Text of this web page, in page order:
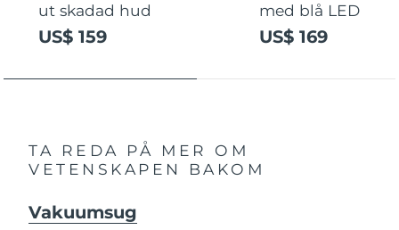
ut skadad hud
US$ 159
med blå LED
US$ 169
TA REDA PÅ MER OM
VETENSKAPEN BAKOM
Vakuumsug